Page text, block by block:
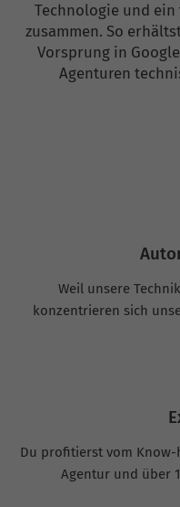
Technologie und
zusammen. So
Vorsprung in
Agenturen
Weil unsere
konzentrieren sich
Du profitierst vom Know-
Agentur und über